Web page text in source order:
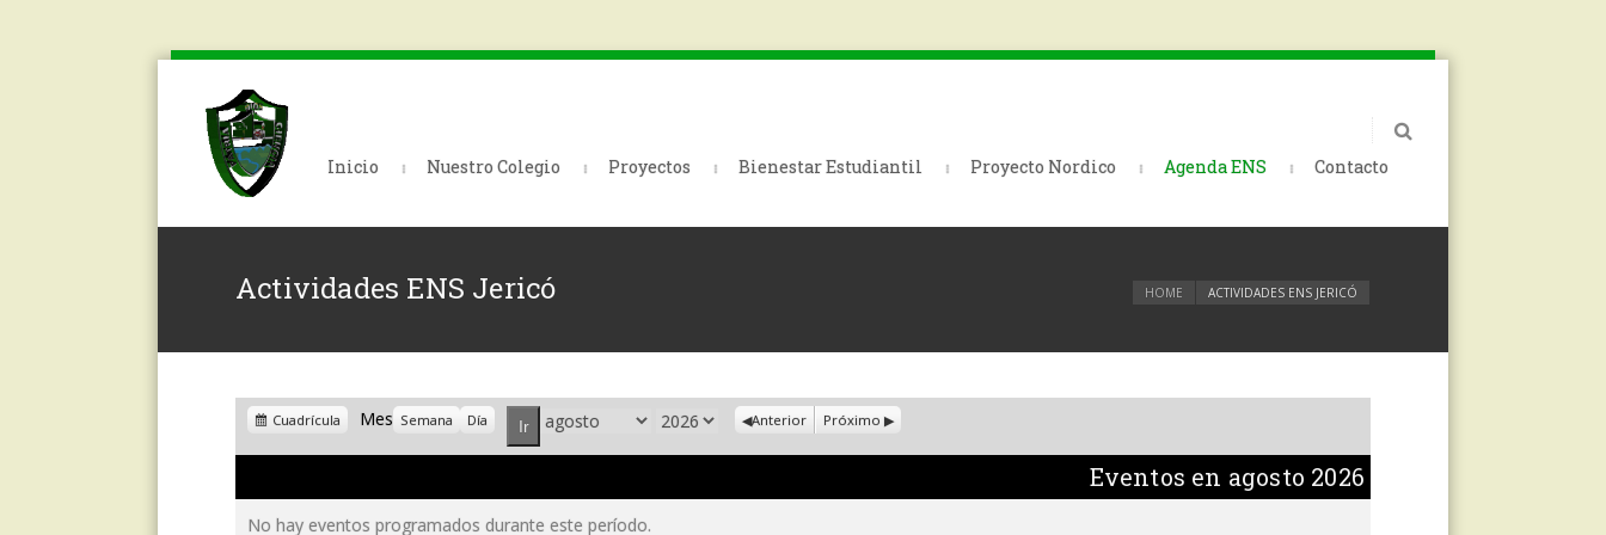
Inicio Nuestro Colegio Proyectos Bienestar Estudiantil Proyecto Nordico Agenda ENS Contacto
Actividades ENS Jericó HOME ACTIVIDADES ENS JERICÓ
Ver
Cuadrícula Mes Semana Día Mes Año Anterior Próximo
Eventos en agosto 2026
No hay eventos programados durante este período.